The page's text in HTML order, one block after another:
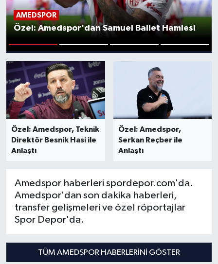
AMEDSPOR
Özel: Amedspor'dan Samuel Ballet Hamlesi
1 2 3 4
Özel: Amedspor, Teknik
Direktör Besnik Hasi ile
Anlaştı
Özel: Amedspor,
Serkan Reçber ile
Anlaştı
Amedspor haberleri spordepor.com'da.
Amedspor'dan son dakika haberleri,
transfer gelişmeleri ve özel röportajlar
Spor Depor'da.
TÜM AMEDSPOR HABERLERINI GÖSTER
İngiltere Premier Lig
Almanya Bundesliga
La Liga
Serie A
İngiltere Premier Lig
La Liga
Almanya Bundesliga
Serie A
Fransa Ligue 1
Eredevise
TFF 1.Lig
Diğer Futbol Ligleri